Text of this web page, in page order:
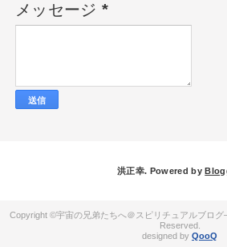
メッセージ *
洪正幸. Powered by
宇宙の兄弟たちへ＠スピリチュアルブロ
QooQ